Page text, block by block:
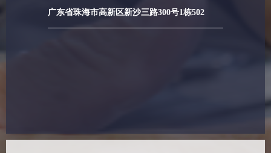
广东省珠海市高新区新沙三路300号1栋502